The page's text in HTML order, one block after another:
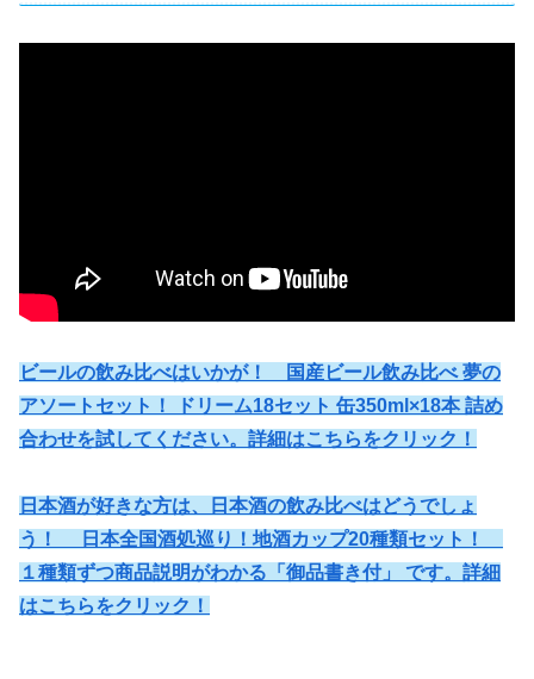
ビールの飲み比べはいかが！ 国産ビール飲み比べ 夢の
アソートセット！ ドリーム18セット 缶350ml×18本 詰め
合わせを試してください。詳細はこちらをクリック！
日本酒が好きな方は、日本酒の飲み比べはどうでしょ
う！ 日本全国酒処巡り！地酒カップ20種類セット！
１種類ずつ商品説明がわかる「御品書き付」 です。詳細
はこちらをクリック！